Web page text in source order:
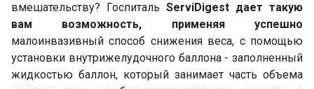
вмешательству? Госпиталь ServiDigest дает такую
вам возможность, применяя успешно
малоинвазивный способ снижения веса, с помощью
установки внутрижелудочного баллона - заполненный
жидкостью баллон, который занимает часть объема